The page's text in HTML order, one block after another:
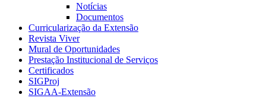
Notícias
Documentos
Curricularização da Extensão
Revista Viver
Mural de Oportunidades
Prestação Institucional de Serviços
Certificados
SIGProj
SIGAA-Extensão